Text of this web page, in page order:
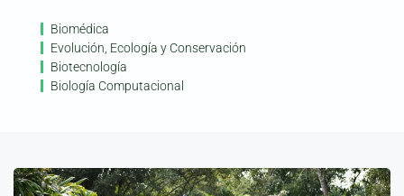
Biomédica
Evolución, Ecología y Conservación
Biotecnología
Biología Computacional